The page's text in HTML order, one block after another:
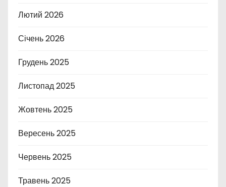
Лютий 2026
Січень 2026
Грудень 2025
Листопад 2025
Жовтень 2025
Вересень 2025
Червень 2025
Травень 2025